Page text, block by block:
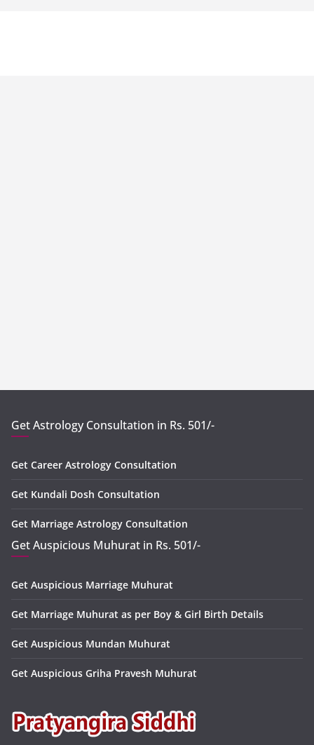
Get Astrology Consultation in Rs. 501/-
Get Career Astrology Consultation
Get Kundali Dosh Consultation
Get Marriage Astrology Consultation
Get Auspicious Muhurat in Rs. 501/-
Get Auspicious Marriage Muhurat
Get Marriage Muhurat as per Boy & Girl Birth Details
Get Auspicious Mundan Muhurat
Get Auspicious Griha Pravesh Muhurat